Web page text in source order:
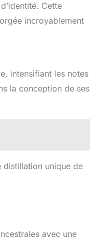
Cette
incroyablement
intensifiant les notes
la conception de ses
distillation unique de
avec une